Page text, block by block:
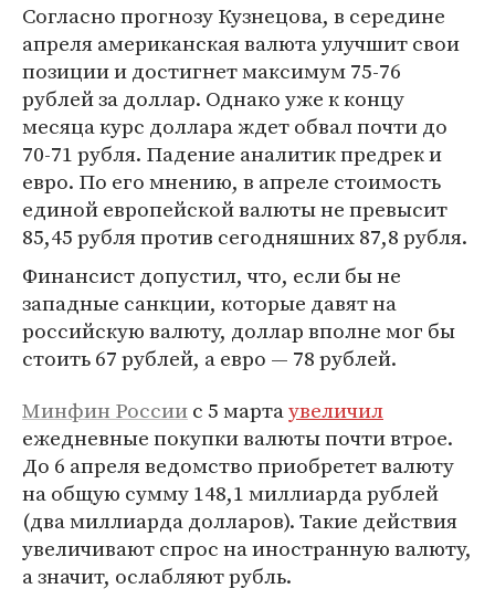
Согласно прогнозу Кузнецова, в середине
апреля американская валюта улучшит свои
позиции и достигнет максимум 75-76
рублей за доллар. Однако уже к концу
месяца курс доллара ждет обвал почти до
70-71 рубля. Падение аналитик предрек и
евро. По его мнению, в апреле стоимость
единой европейской валюты не превысит
85,45 рубля против сегодняшних 87,8 рубля.
Финансист допустил, что, если бы не
западные санкции, которые давят на
российскую валюту, доллар вполне мог бы
стоить 67 рублей, а евро — 78 рублей.
Минфин Россиис 5 мартаувеличил
ежедневные покупки валюты почти втрое.
До 6 апреля ведомство приобретет валюту
на общую сумму 148,1 миллиарда рублей
(два миллиарда долларов). Такие действия
увеличивают спрос на иностранную валюту,
а значит, ослабляют рубль.